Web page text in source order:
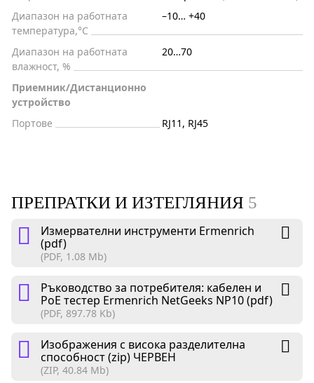
Диапазон на работната
температура,°C
–10… +40
Диапазон на работната
влажност, %
20…70
Приемник/Дистанционно
устройство
Портове
RJ11, RJ45
ПРЕПРАТКИ И ИЗТЕГЛЯНИЯ 5
Измервателни инструменти Ermenrich
(pdf)
(PDF, 1.08 Mb)
Ръководство за потребителя: кабелен и
PoE тестер Ermenrich NetGeeks NP10 (pdf)
(PDF, 897.78 Kb)
Изображения с висока разделителна
способност (zip) ЧЕРВЕН
(ZIP, 40.84 Mb)